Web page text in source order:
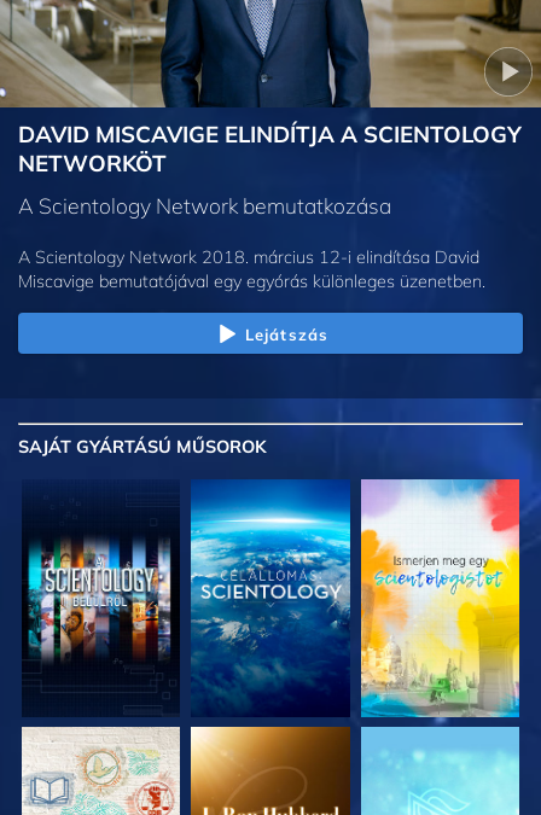
DAVID MISCAVIGE ELINDÍTJA A SCIENTOLOGY
NETWORKÖT
A Scientology Network bemutatkozása
A Scientology Network 2018. március 12-i elindítása David
Miscavige bemutatójával egy egyórás különleges üzenetben.
Lejátszás
SAJÁT GYÁRTÁSÚ MŰSOROK
A SOROZAT A SOROZAT A SOROZAT